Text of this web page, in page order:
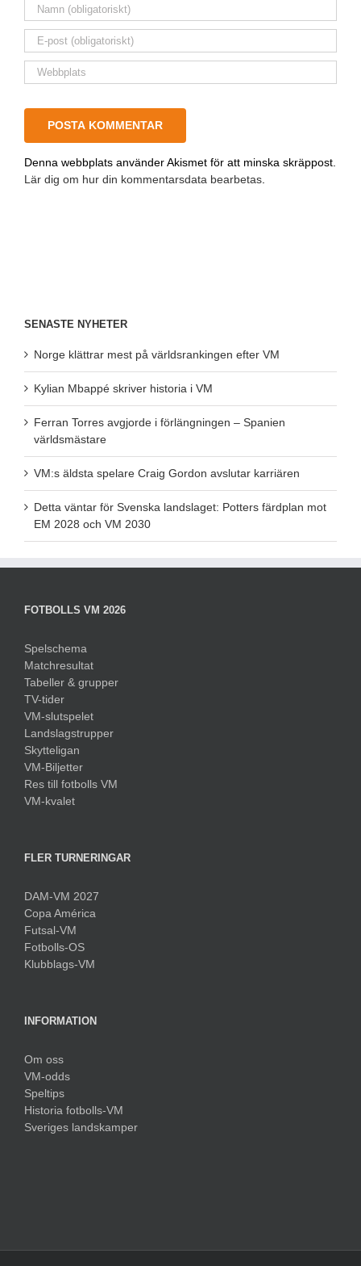
Denna webbplats använder Akismet för att minska skräppost.
Lär dig om hur din kommentarsdata bearbetas.
SENASTE NYHETER
Norge klättrar mest på världsrankingen efter VM
Kylian Mbappé skriver historia i VM
Ferran Torres avgjorde i förlängningen – Spanien
världsmästare
VM:s äldsta spelare Craig Gordon avslutar karriären
Detta väntar för Svenska landslaget: Potters färdplan mot
EM 2028 och VM 2030
FOTBOLLS VM 2026
Spelschema
Matchresultat
Tabeller & grupper
TV-tider
VM-slutspelet
Landslagstrupper
Skytteligan
VM-Biljetter
Res till fotbolls VM
VM-kvalet
FLER TURNERINGAR
DAM-VM 2027
Copa América
Futsal-VM
Fotbolls-OS
Klubblags-VM
INFORMATION
Om oss
VM-odds
Speltips
Historia fotbolls-VM
Sveriges landskamper